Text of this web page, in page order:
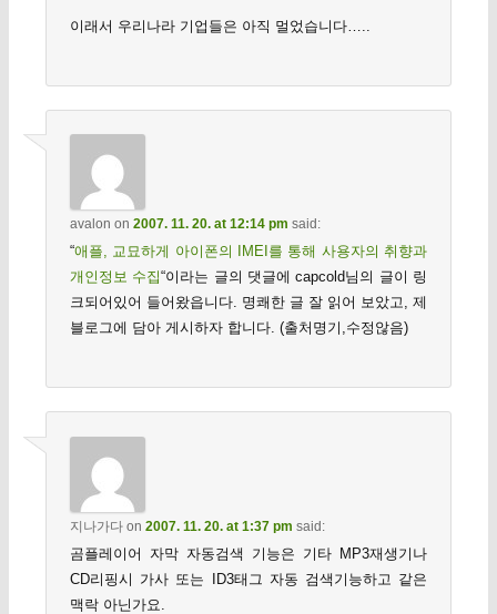
이래서 우리나라 기업들은 아직 멀었습니다…..
avalon on 2007. 11. 20. at 12:14 pm said:
“애플, 교묘하게 아이폰의 IMEI를 통해 사용자의 취향과
개인정보 수집“이라는 글의 댓글에 capcold님의 글이 링
크되어있어 들어왔읍니다. 명쾌한 글 잘 읽어 보았고, 제
블로그에 담아 게시하자 합니다. (출처명기,수정않음)
지나가다on 2007. 11. 20. at 1:37 pm said:
곰플레이어 자막 자동검색 기능은 기타 MP3재생기나
CD리핑시 가사 또는 ID3태그 자동 검색기능하고 같은
맥락 아닌가요.